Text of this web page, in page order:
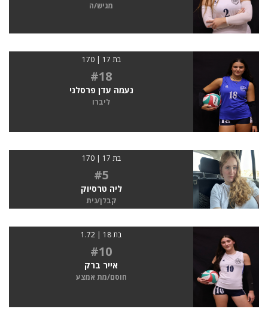
מגיש/ה
בת 17 | 170
#18
נעמה עדן פרסלני
ליברו
בת 17 | 170
#5
ליה טרסיוק
קבלן/נית
בת 18 | 1.72
#10
אייר ברק
חוסם/מת אמצע